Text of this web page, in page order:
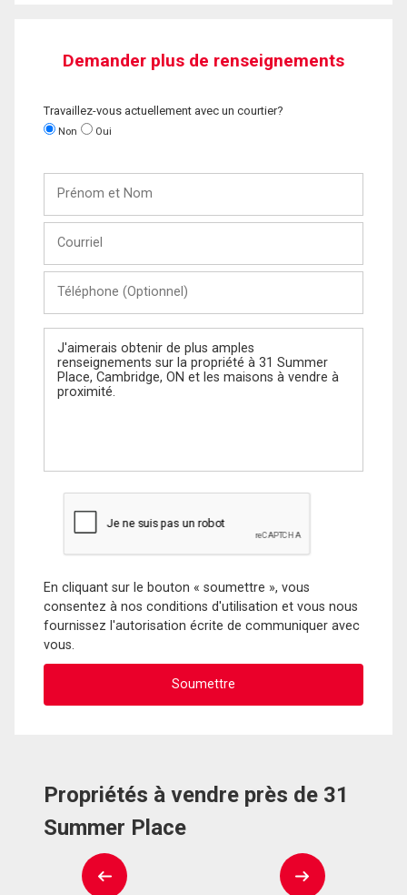
Demander plus de renseignements
Travaillez-vous actuellement avec un courtier?
Non Oui
Nom
(Optionnel)
Message
En cliquant sur le bouton « soumettre », vous
consentez à nos conditions d'utilisation et vous nous
fournissez l'autorisation écrite de communiquer avec
vous.
Propriétés à vendre près de 31
Summer Place